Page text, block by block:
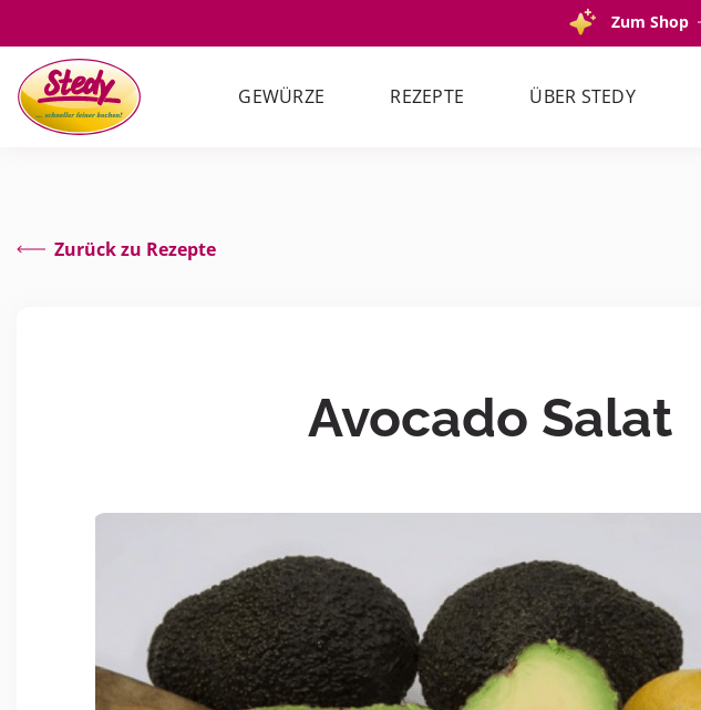
Zum Shop
GEWÜRZE REZEPTE ÜBER STEDY
Zurück zu Rezepte
Avocado Salat